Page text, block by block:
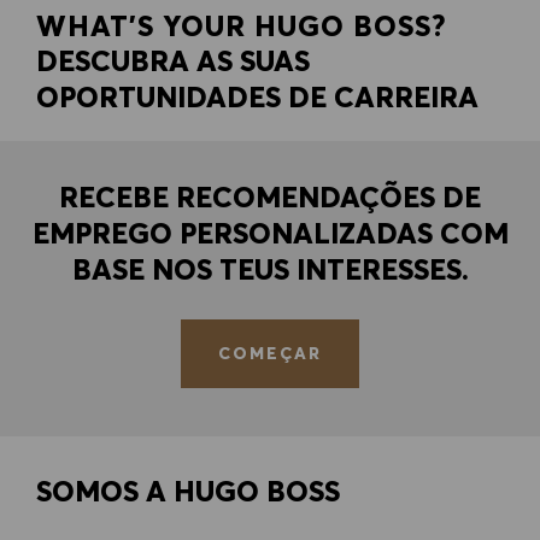
WHAT'S YOUR HUGO BOSS?
DESCUBRA AS SUAS
OPORTUNIDADES DE CARREIRA
RECEBE RECOMENDAÇÕES DE
EMPREGO PERSONALIZADAS COM
BASE NOS TEUS INTERESSES.
COMEÇAR
SOMOS A HUGO BOSS